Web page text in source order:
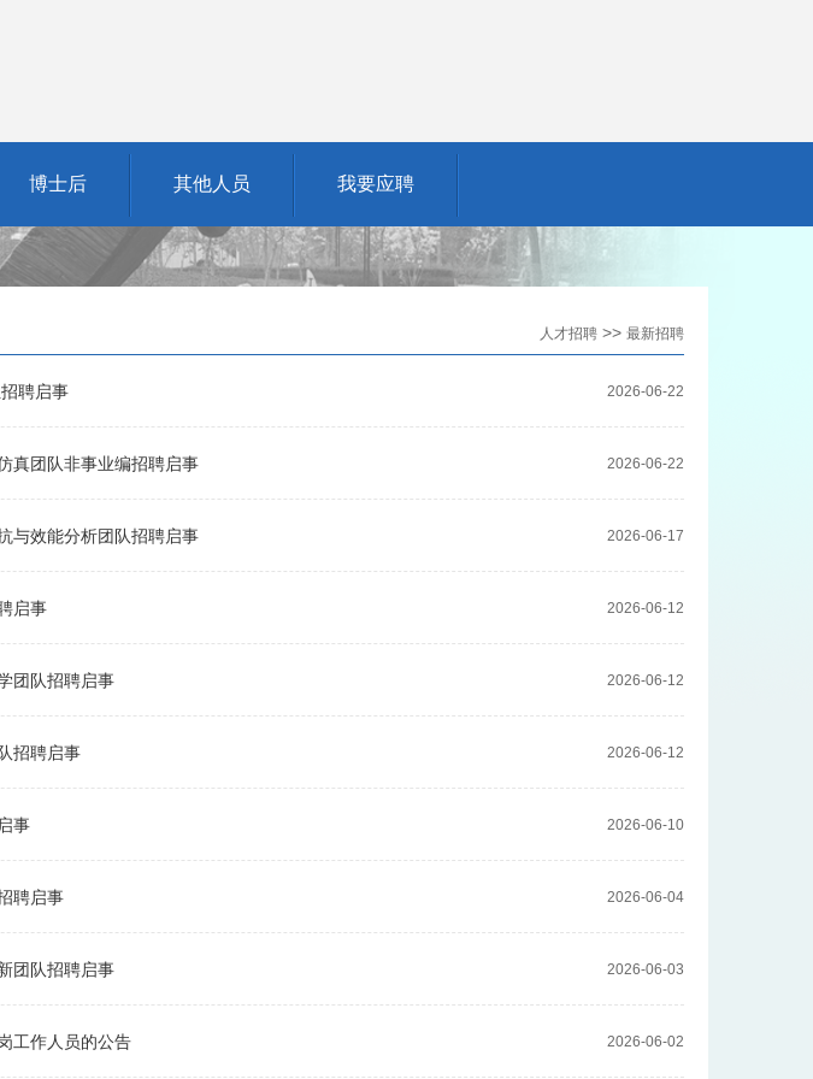
博士后 其他人员 我要应聘
人才招聘 >> 最新招聘
2026-06-22
聘启事
2026-06-22
真团队非事业编招聘启事
2026-06-17
与效能分析团队招聘启事
2026-06-12
启事
2026-06-12
团队招聘启事
2026-06-12
招聘启事
2026-06-10
事
2026-06-04
聘启事
2026-06-03
团队招聘启事
2026-06-02
工作人员的公告